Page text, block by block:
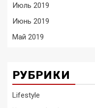
Июль 2019
Июнь 2019
Май 2019
РУБРИКИ
Lifestyle